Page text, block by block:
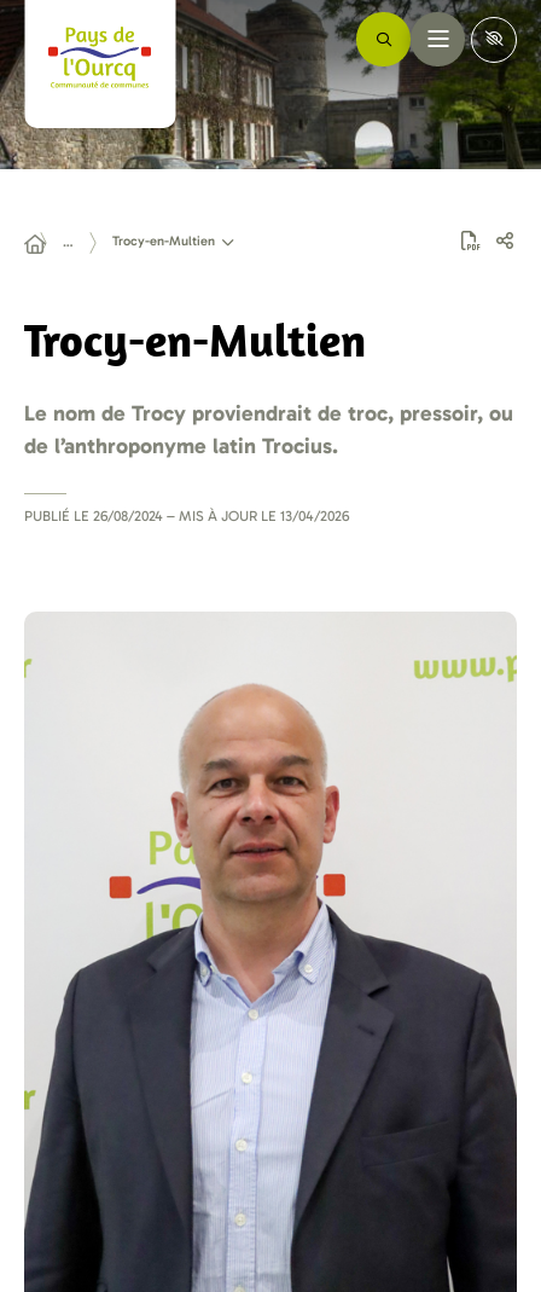
… Trocy-en-Multien
Trocy-en-Multien
Le nom de Trocy proviendrait de troc, pressoir, ou
de l’anthroponyme latin Trocius.
PUBLIÉ LE 26/08/2024 – MIS À JOUR LE 13/04/2026